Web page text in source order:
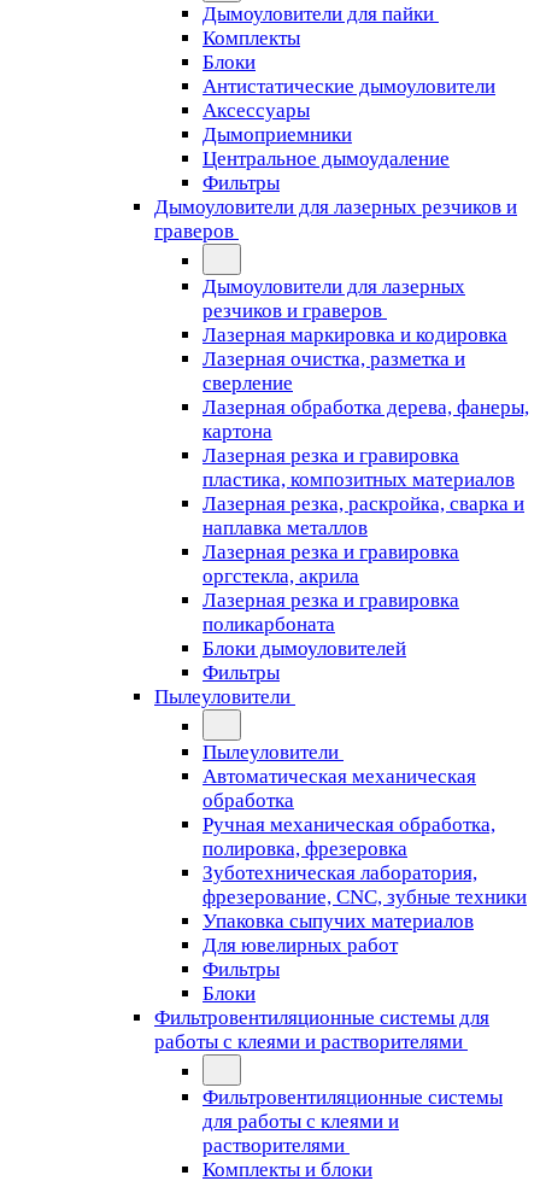
Дымоуловители для пайки
Комплекты
Блоки
Антистатические дымоуловители
Аксессуары
Дымоприемники
Центральное дымоудаление
Фильтры
Дымоуловители для лазерных резчиков и
граверов
Дымоуловители для лазерных
резчиков и граверов
Лазерная маркировка и кодировка
Лазерная очистка, разметка и
сверление
Лазерная обработка дерева, фанеры,
картона
Лазерная резка и гравировка
пластика, композитных материалов
Лазерная резка, раскройка, сварка и
наплавка металлов
Лазерная резка и гравировка
оргстекла, акрила
Лазерная резка и гравировка
поликарбоната
Блоки дымоуловителей
Фильтры
Пылеуловители
Пылеуловители
Автоматическая механическая
обработка
Ручная механическая обработка,
полировка, фрезеровка
Зуботехническая лаборатория,
фрезерование, CNC, зубные техники
Упаковка сыпучих материалов
Для ювелирных работ
Фильтры
Блоки
Фильтровентиляционные системы для
работы с клеями и растворителями
Фильтровентиляционные системы
для работы с клеями и
растворителями
Комплекты и блоки